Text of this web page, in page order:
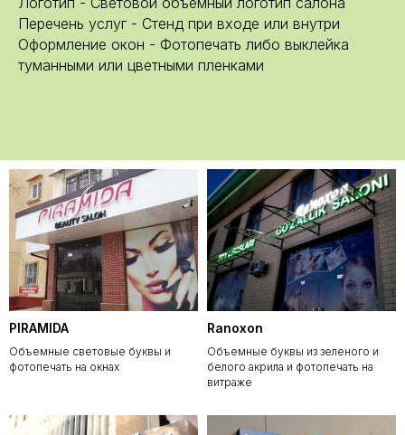
Перечень услуг - Стенд при входе или внутри
Оформление окон - Фотопечать либо выклейка
туманными или цветными пленками
PIRAMIDA
Объемные световые буквы и
фотопечать на окнах
Ranoxon
Объемные буквы из зеленого и
белого акрила и фотопечать на
витраже